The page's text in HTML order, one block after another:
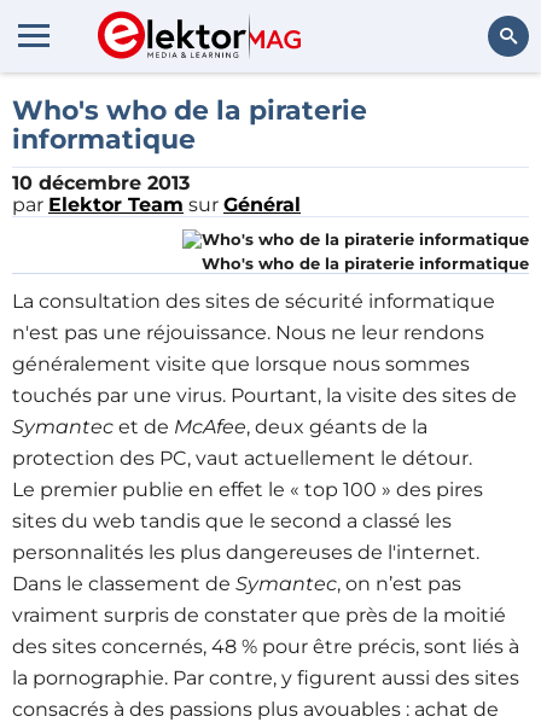
Who's who de la piraterie
informatique
10 décembre 2013
par Elektor Team sur Général
Who's who de la piraterie informatique
La consultation des sites de sécurité informatique
n'est pas une réjouissance. Nous ne leur rendons
généralement visite que lorsque nous sommes
touchés par une virus. Pourtant, la visite des sites de
Symantec et de McAfee, deux géants de la
protection des PC, vaut actuellement le détour.
Le premier publie en effet le « top 100 » des pires
sites du web tandis que le second a classé les
personnalités les plus dangereuses de l'internet.
Dans le classement de Symantec, on n’est pas
vraiment surpris de constater que près de la moitié
des sites concernés, 48 % pour être précis, sont liés à
la pornographie. Par contre, y figurent aussi des sites
consacrés à des passions plus avouables : achat de